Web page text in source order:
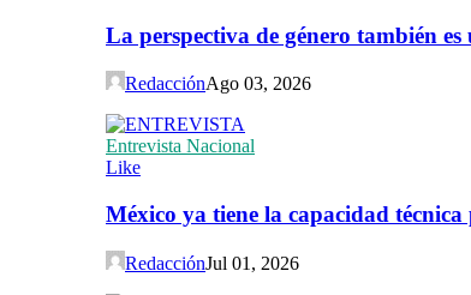
La perspectiva de género también
RedacciónAgo 03, 2026
Entrevista Nacional
Like
México ya tiene la capacidad
RedacciónJul 01, 2026